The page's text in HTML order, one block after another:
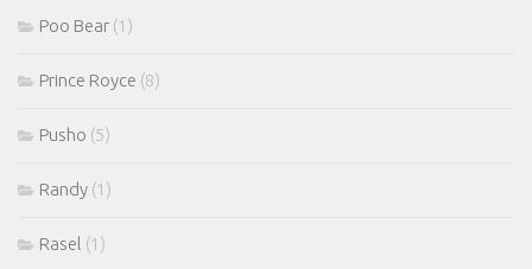
Poo Bear (1)
Prince Royce (8)
Pusho (5)
Randy (1)
Rasel (1)